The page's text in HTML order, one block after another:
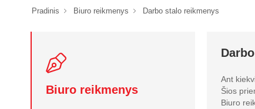
Pradinis Biuro reikmenys Darbo stalo reikmenys
Biuro reikmenys
Ant
Šios
Biuro